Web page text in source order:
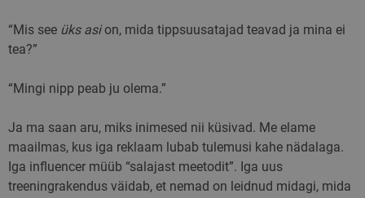
“Mis see üks asion, mida tippsuusatajad teavad ja mina ei
tea?”
“Mingi nipp peab ju olema.”
Ja ma saan aru, miks inimesed nii küsivad. Me elame
maailmas, kus iga reklaam lubab tulemusi kahe nädalaga.
Iga influencer müüb “salajast meetodit”. Iga uus
treeningrakendus väidab, et nemad on leidnud midagi, mida